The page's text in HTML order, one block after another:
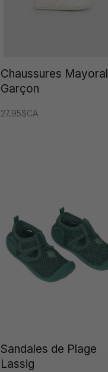
Chaussures Mayoral
Garçon
27,95$CA
Sandales de Plage
Lassig